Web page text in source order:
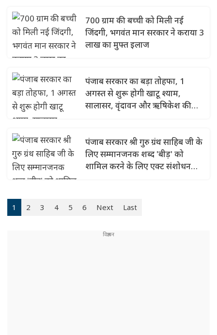
700 ग्राम की बच्ची को मिली नई
जिंदगी, भगवंत मान सरकार ने कराया 3
लाख का मुफ्त इलाज
पंजाब सरकार का बड़ा तोहफा, 1
अगस्त से शुरू होगी खाटू श्याम,
सालासर, वृंदावन और ऋषिकेश की
पंजाब सरकार श्री गुरु ग्रंथ साहिब जी के
लिए सम्मानजनक शब्द 'बीड़' को
शामिल करने के लिए एक्ट संशोधन
1 2 3 4 5 6 Next Last